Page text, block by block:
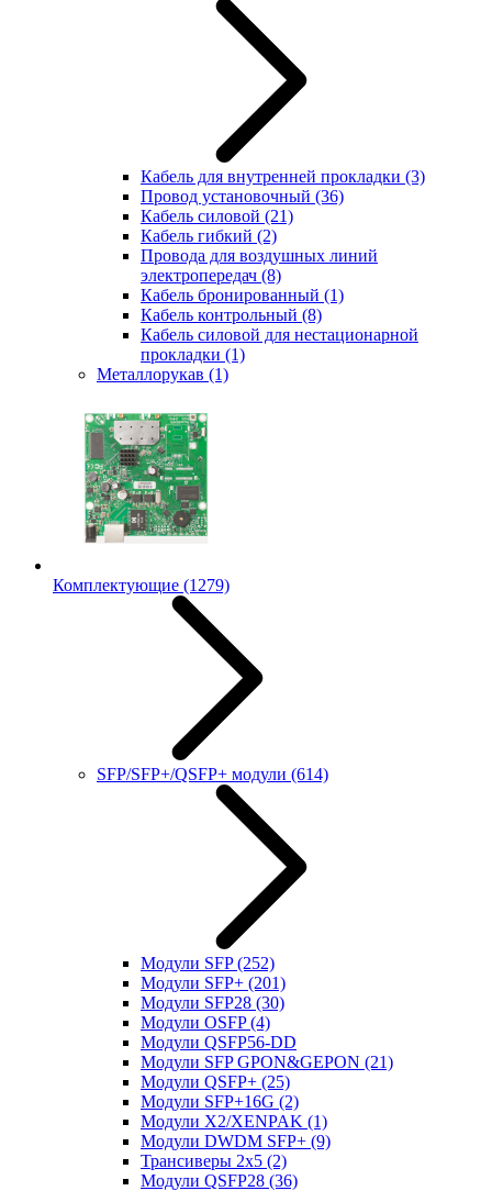
Кабель для внутренней прокладки (3)
Провод установочный (36)
Кабель силовой (21)
Кабель гибкий (2)
Провода для воздушных линий
электропередач (8)
Кабель бронированный (1)
Кабель контрольный (8)
Кабель силовой для нестационарной
прокладки (1)
Металлорукав (1)
Комплектующие (1279)
SFP/SFP+/QSFP+ модули (614)
Модули SFP(252)
Модули SFP+ (201)
Модули SFP28 (30)
Модули OSFP(4)
Модули QSFP56-DD
Модули SFP GPON&GEPON (21)
Модули QSFP+ (25)
Модули SFP+16G (2)
Модули X2/XENPAK (1)
Модули DWDM SFP+ (9)
Трансиверы 2x5 (2)
Модули QSFP28 (36)